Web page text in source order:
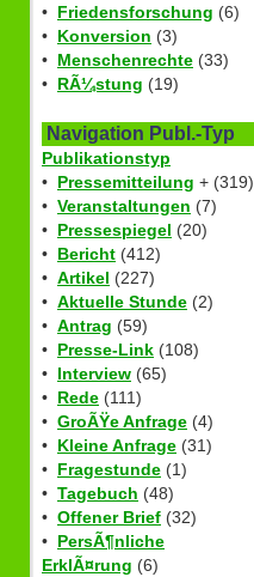
• Friedensforschung (6)
• Konversion (3)
• Menschenrechte (33)
• RÃ¼stung (19)
Navigation Publ.-Typ
Publikationstyp
• Pressemitteilung + (319)
• Veranstaltungen (7)
• Pressespiegel (20)
• Bericht (412)
• Artikel (227)
• Aktuelle Stunde (2)
• Antrag (59)
• Presse-Link (108)
• Interview (65)
• Rede (111)
• GroÃŸe Anfrage (4)
• Kleine Anfrage (31)
• Fragestunde (1)
• Tagebuch (48)
• Offener Brief (32)
• PersÃ¶nliche
ErklÃ¤rung (6)